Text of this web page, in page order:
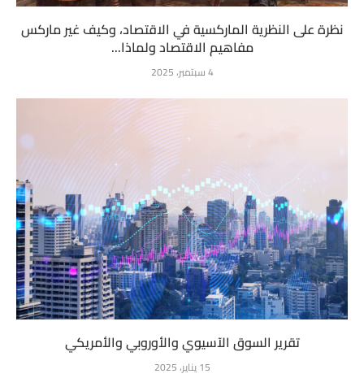
نظرة على النظرية الماركسية في الاقتصاد، وكيف غير ماركس
مفاهيم الاقتصاد ولماذا...
4 سبتمبر، 2025
تقرير السوق الآسيوي والأوروبي والأمريكي
15 يناير، 2025